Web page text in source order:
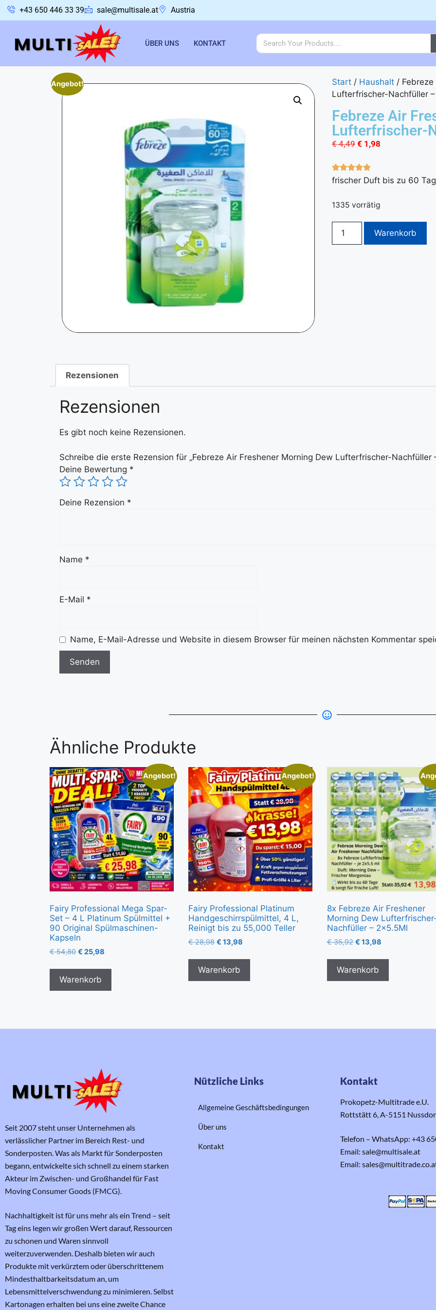
+43 650 446 33 39 sale@multisale.at Austria
ÜBER UNS KONTAKT
Angebot! Start / Haushalt /
Lufterfrischer-Nachfüller
Febreze Air
Lufterfrischer-
€4,49 € 1,98
frischer Duft bis zu 60
1335 vorrätig
Warenkorb
Rezensionen
Rezensionen
Es gibt noch keine Rezensionen.
Schreibe die erste Rezension für „Febreze Air Freshener Morning Dew Lufterfrischer-Nachfüller
Deine Bewertung *
Deine Rezension *
Name *
E-Mail *
Name, E-Mail-Adresse und Website in diesem Browser für meinen nächsten Kommentar
Ähnliche Produkte
Angebot!
Fairy Professional Mega Spar-
Set – 4 L Platinum Spülmittel +
90 Original Spülmaschinen-
Kapseln
€54,80 € 25,98
Warenkorb
Angebot!
Fairy Professional Platinum
Handgeschirrspülmittel, 4 L,
Reinigt bis zu 55,000 Teller
€28,98 € 13,98
Warenkorb
8x Febreze Air Freshener
Morning Dew
Nachfüller – 2×5.5Ml
€35,92 € 13,98
Warenkorb
Seit 2007 steht unser Unternehmen als
verlässlicher Partner im Bereich Rest- und
Sonderposten. Was als Markt für Sonderposten
begann, entwickelte sich schnell zu einem starken
Akteur im Zwischen- und Großhandel für Fast
Moving Consumer Goods (FMCG).
Nachhaltigkeit ist für uns mehr als ein Trend – seit
Tag eins legen wir großen Wert darauf, Ressourcen
zu schonen und Waren sinnvoll
weiterzuverwenden. Deshalb bieten wir auch
Produkte mit verkürztem oder überschrittenem
Mindesthaltbarkeitsdatum an, um
Lebensmittelverschwendung zu minimieren. Selbst
Kartonagen erhalten bei uns eine zweite Chance
Nützliche Links
Allgemeine Geschäftsbedingungen
Über uns
Kontakt
Kontakt
Prokopetz-Multitrade e.U.
Rottstätt 6, A-5151
Telefon – WhatsApp: +43
Email: sale@multisale.at
Email: